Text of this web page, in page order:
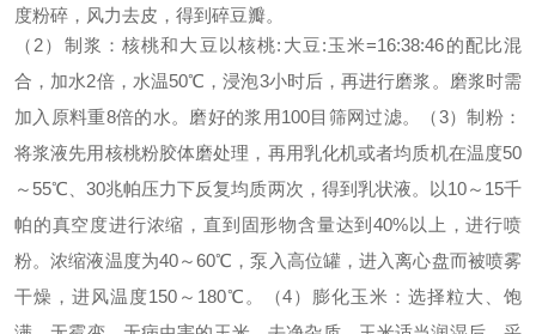
度粉碎，风力去皮，得到碎豆瓣。
（2）制浆：核桃和大豆以核桃:大豆:玉米=16:38:46的配比混
合，加水2倍，水温50℃，浸泡3小时后，再进行磨浆。磨浆时需
加入原料重8倍的水。磨好的浆用100目筛网过滤。
（3）制粉：
将浆液先用核桃粉胶体磨处理，再用乳化机或者均质机在温度50
～55℃、30兆帕压力下反复均质两次，得到乳状液。以10～15千
帕的真空度进行浓缩，直到固形物含量达到40%以上，进行喷
粉。浓缩液温度为40～60℃，泵入高位罐，进入离心盘而被喷雾
干燥，进风温度150～180℃。
（4）膨化玉米：选择粒大、饱